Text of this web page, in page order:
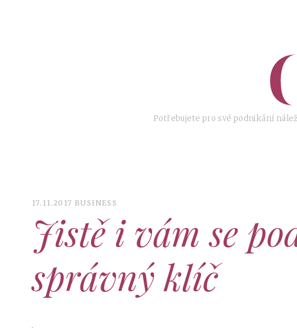
Potřebujete pro své podnikání
17.11.2017 BUSINESS
Jistě i vám se
správný klíč